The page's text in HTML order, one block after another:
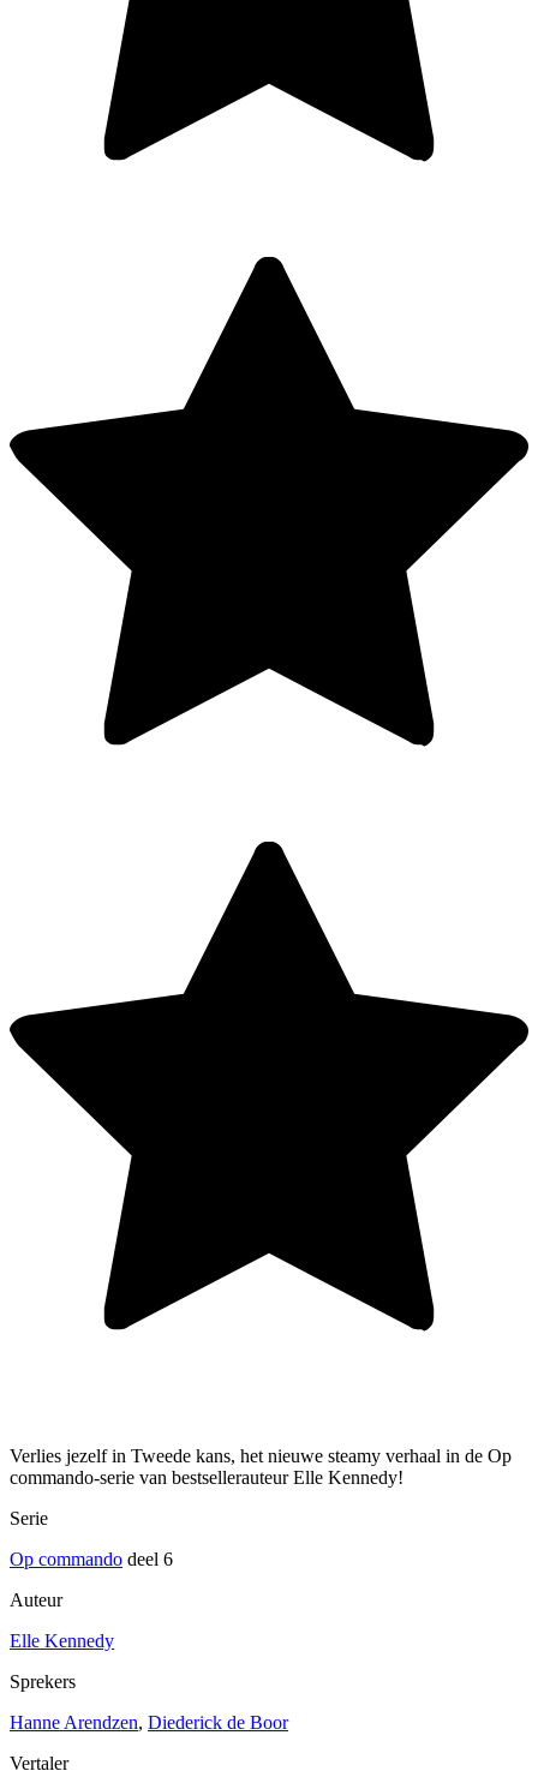
Verlies jezelf in Tweede kans, het nieuwe steamy verhaal in de Op
commando-serie van bestsellerauteur Elle Kennedy!
Serie
Op commando deel 6
Auteur
Elle Kennedy
Sprekers
Hanne Arendzen, Diederick de Boor
Vertaler